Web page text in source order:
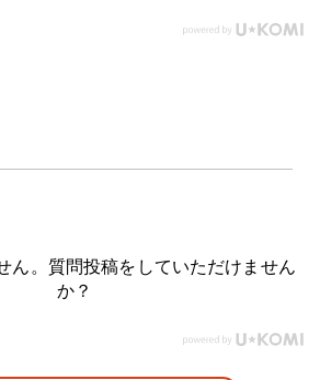
ん。質問投稿をしていただけません
か？